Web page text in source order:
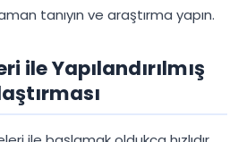
tanıyın ve araştırma yapın.
ile Yapılandırılmış